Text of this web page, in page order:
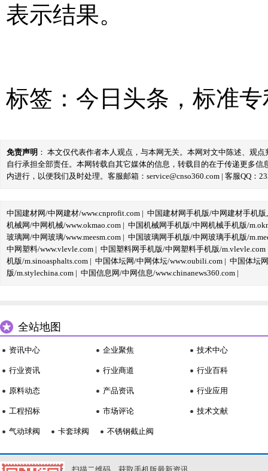
表示结果。
标签： 今日头条 ， 标准专
免责声明 ： 本文仅代表作者本人观点，与本网无关。本网对文中陈述、观
自行承担全部责任。本网转载自其它媒体的信息，转载目的在于传递更多
内进行，以便我们及时处理。客服邮箱：service@cnso360.com | 客服QQ：
中国建材网/中网建材/www.cnprofit.com | 中国建材网手机版/中网建材手机版
机械网/中网机械/www.okmao.com | 中国机械网手机版/中网机械手机版/
玻璃网/中网玻璃/www.meesm.com | 中国玻璃网手机版/中网玻璃手机版/
中网塑料/www.vlevle.com | 中国塑料网手机版/中网塑料手机版/m.vlevle.com
机版/m.sinoasphalts.com | 中国体坛网/中网体坛/www.oubili.com | 中国体坛
版/m.stylechina.com | 中国信息网/中网信息/www.chinanews360.com |
全站地图
资讯中心
行业资讯
原料动态
工程招标
企业聚焦
行业商道
产品资讯
市场评论
技术中心
行业百科
行业应用
技术文献
气动球阀 卡套球阀 不锈钢截止阀